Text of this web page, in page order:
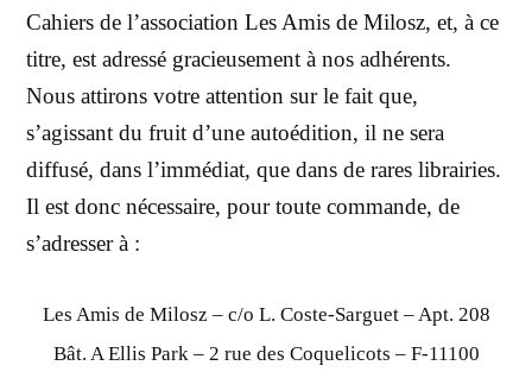
Cahiers de l’association Les Amis de Milosz, et, à ce
titre, est adressé gracieusement à nos adhérents.
Nous attirons votre attention sur le fait que,
s’agissant du fruit d’une autoédition, il ne sera
diffusé, dans l’immédiat, que dans de rares librairies.
Il est donc nécessaire, pour toute commande, de
s’adresser à :
Les Amis de Milosz – c/o L. Coste-Sarguet – Apt. 208
Bât. A Ellis Park – 2 rue des Coquelicots – F-11100